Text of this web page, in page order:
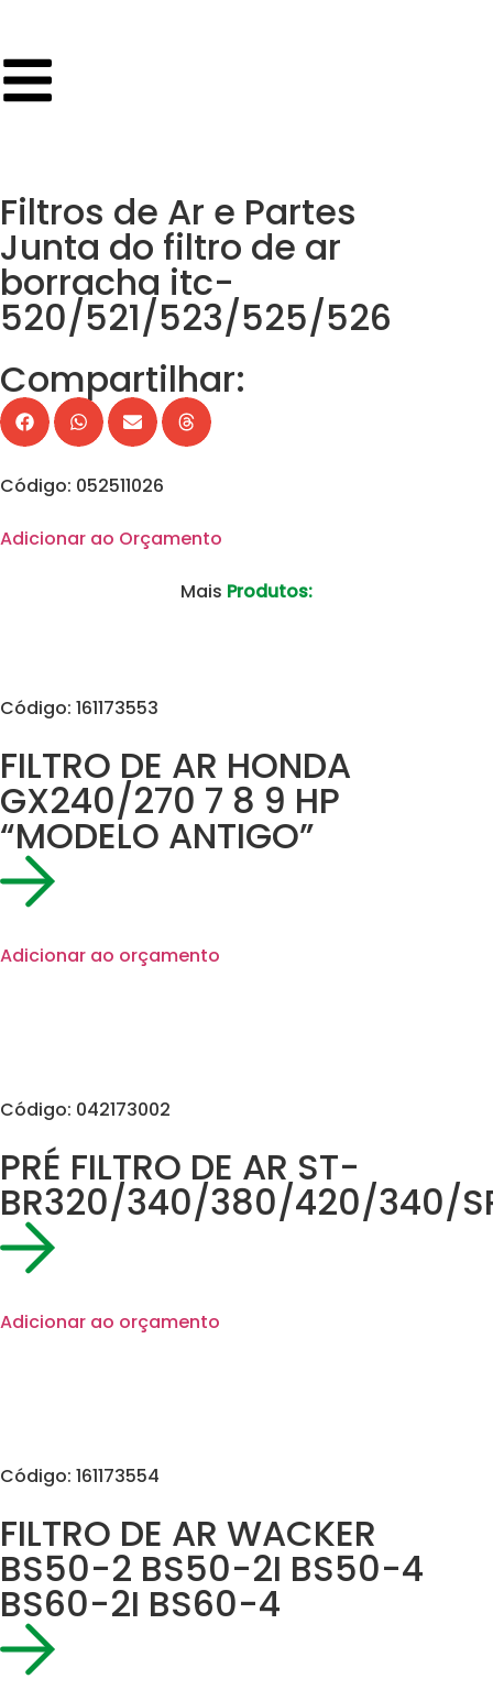
Filtros de Ar e Partes
Junta do filtro de ar
borracha itc-
520/521/523/525/526
Compartilhar:
Código: 052511026
Adicionar ao Orçamento
Mais Produtos:
Código: 161173553
FILTRO DE AR HONDA
GX240/270 7 8 9 HP
“MODELO ANTIGO”
Adicionar ao orçamento
Código: 042173002
PRÉ FILTRO DE AR ST-
BR320/340/380/420/340/
Adicionar ao orçamento
Código: 161173554
FILTRO DE AR WACKER
BS50-2 BS50-2I BS50-4
BS60-2I BS60-4